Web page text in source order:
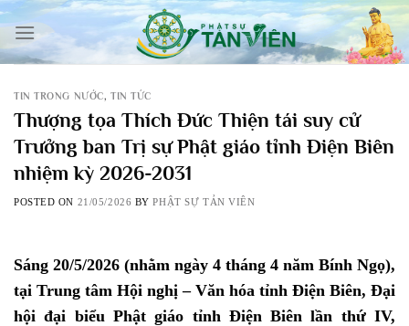
Skip
content
TIN TRONG NƯỚC, TIN TỨC
Thượng tọa Thích Đức Thiện tái suy cử
Trưởng ban Trị sự Phật giáo tỉnh Điện Biên
nhiệm kỳ 2026-2031
POSTED ON 21/05/2026 BYPHẬT SỰ TẢN VIÊN
Sáng 20/5/2026 (nhằm ngày 4 tháng 4 năm Bính Ngọ),
tại Trung tâm Hội nghị – Văn hóa tỉnh Điện Biên, Đại
hội đại biểu Phật giáo tỉnh Điện Biên lần thứ IV,